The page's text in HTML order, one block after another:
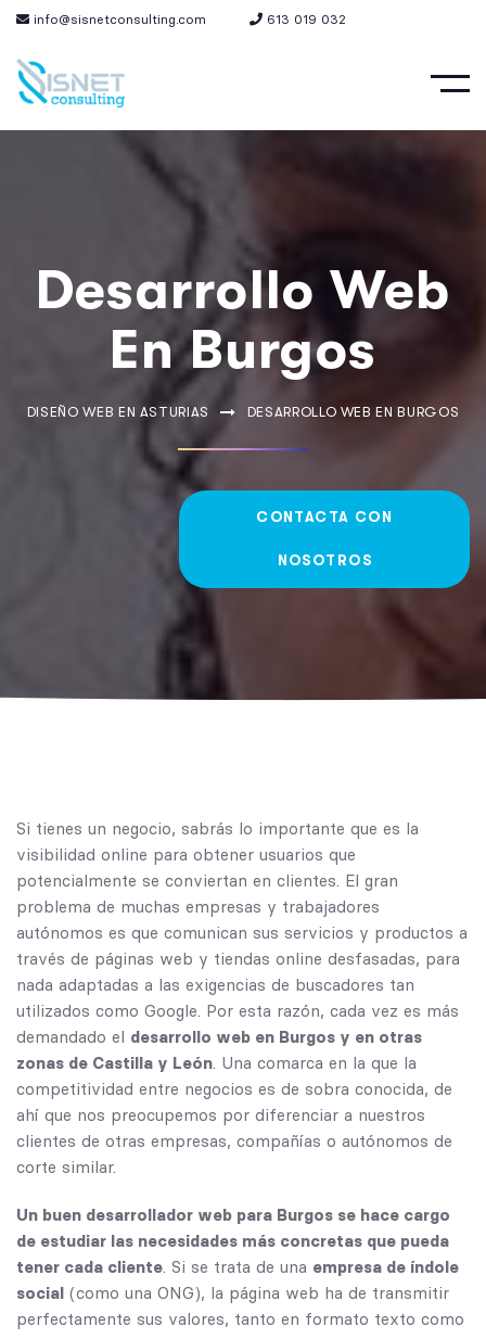
info@sisnetconsulting.com 613 019 032
Desarrollo Web
En Burgos
DISEÑO WEB EN ASTURIAS DESARROLLO WEB EN BURGOS
CONTACTA CON
NOSOTROS
Si tienes un negocio, sabrás lo importante que es la
visibilidad online para obtener usuarios que
potencialmente se conviertan en clientes. El gran
problema de muchas empresas y trabajadores
autónomos es que comunican sus servicios y productos a
través de páginas web y tiendas online desfasadas, para
nada adaptadas a las exigencias de buscadores tan
utilizados como Google. Por esta razón, cada vez es más
demandado el desarrollo web en Burgos y en otras
zonas de Castilla y León. Una comarca en la que la
competitividad entre negocios es de sobra conocida, de
ahí que nos preocupemos por diferenciar a nuestros
clientes de otras empresas, compañías o autónomos de
corte similar.
Un buen desarrollador web para Burgos se hace cargo
de estudiar las necesidades más concretas que pueda
tener cada cliente. Si se trata de una empresa de índole
social (como una ONG), la página web ha de transmitir
perfectamente sus valores, tanto en formato texto como